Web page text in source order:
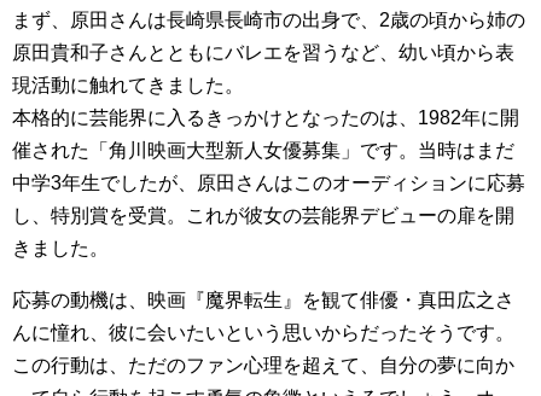
まず、原田さんは長崎県長崎市の出身で、2歳の頃から姉の
原田貴和子さんとともにバレエを習うなど、幼い頃から表
現活動に触れてきました。
本格的に芸能界に入るきっかけとなったのは、1982年に開
催された「角川映画大型新人女優募集」です。当時はまだ
中学3年生でしたが、原田さんはこのオーディションに応募
し、特別賞を受賞。これが彼女の芸能界デビューの扉を開
きました。
応募の動機は、映画『魔界転生』を観て俳優・真田広之さ
んに憧れ、彼に会いたいという思いからだったそうです。
この行動は、ただのファン心理を超えて、自分の夢に向か